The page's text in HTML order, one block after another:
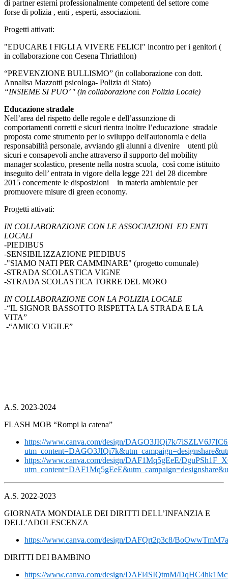
di partner esterni professionalmente competenti del settore come
forse di polizia , enti , esperti, associazioni.
Progetti attivati:
"EDUCARE I FIGLI A VIVERE FELICI" incontro per i genitori (
in collaborazione con Cesena Thriathlon)
“PREVENZIONE BULLISMO” (in collaborazione con dott.
Annalisa Mazzotti psicologa- Polizia di Stato)
“INSIEME SI PUO’ " (in collaborazione con Polizia Locale)
Educazione stradale
Nell’area del rispetto delle regole e dell’assunzione di
comportamenti corretti e sicuri rientra inoltre l’educazione stradale
proposta come strumento per lo sviluppo dell'autonomia e della
responsabilità personale, avviando gli alunni a divenire utenti più
sicuri e consapevoli anche attraverso il supporto del mobility
manager scolastico, presente nella nostra scuola, così come istituito
inseguito dell’ entrata in vigore della legge 221 del 28 dicembre
2015 concernente le disposizioni in materia ambientale per
promuovere misure di green economy.
Progetti attivati:
IN COLLABORAZIONE CON LE ASSOCIAZIONI ED ENTI
LOCALI
-PIEDIBUS
-SENSIBILIZZAZIONE PIEDIBUS
-"SIAMO NATI PER CAMMINARE" (progetto comunale)
-STRADA SCOLASTICA VIGNE
-STRADA SCOLASTICA TORRE DEL MORO
IN COLLABORAZIONE CON LA POLIZIA LOCALE
-“IL SIGNOR BASSOTTO RISPETTA LA STRADA E LA
VITA”
-“AMICO VIGILE”
A.S. 2023-2024
FLASH MOB “Rompi la catena”
https://www.canva.com/design/DAGO3JIQi7k/
https://www.canva.com/design/DAF1Mq5gEeE/
A.S. 2022-2023
GIORNATA MONDIALE DEI DIRITTI DELL’INFANZIA E
DELL’ADOLESCENZA
https://www.canva.com/design/DAFQrt2p3c8/
DIRITTI DEI BAMBINO
https://www.canva.com/design/DAFl4SIQtmM/